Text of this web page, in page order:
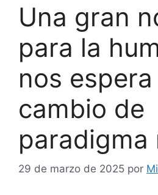
Una gran
para la
nos espera
cambio de
paradigma
29 de marzo de 2025 por